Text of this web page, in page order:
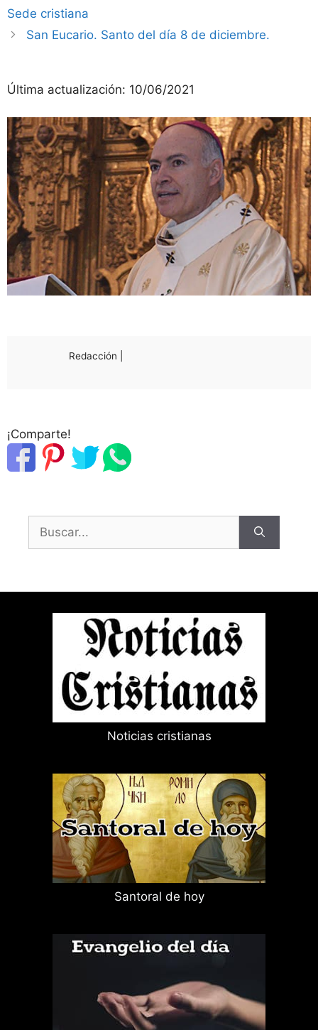
Sede cristiana
San Eucario. Santo del día 8 de diciembre.
Última actualización: 10/06/2021
Redacción |
¡Comparte!
Buscar:
Noticias cristianas
Santoral de hoy